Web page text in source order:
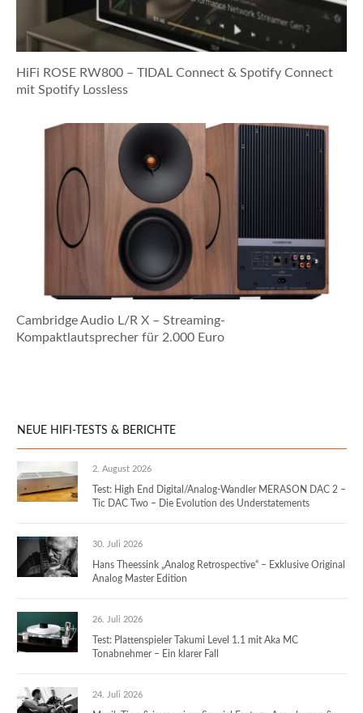
HiFi ROSE RW800 – TIDAL Connect & Spotify Connect
mit Spotify Lossless
Cambridge Audio L/R X – Streaming-
Kompaktlautsprecher für 2.000 Euro
NEUE HIFI-TESTS & BERICHTE
2. August 2026
Test: High End Digital/Analog-Wandler MERASON DAC 2 –
Tic DAC Two – Die Evolution des Understatements
30. Juli 2026
Hans Theessink „Analog Retrospective“ – Exklusive Original
Analog Master Edition
26. Juli 2026
Test: Plattenspieler Takumi Level 1.1 mit Aka MC
Tonabnehmer – Ein klarer Fall
24. Juli 2026